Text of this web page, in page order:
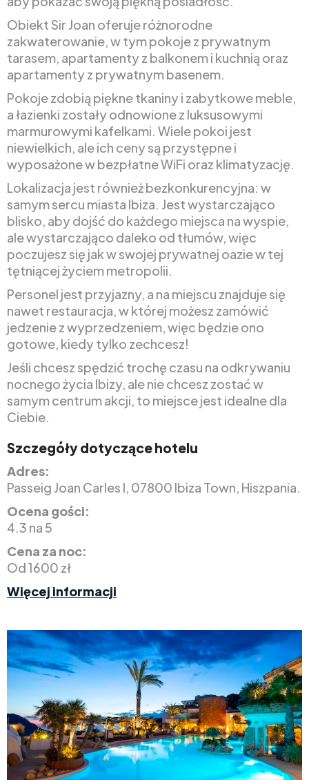
Obiekt Sir Joan oferuje różnorodne
zakwaterowanie, w tym pokoje z prywatnym
tarasem, apartamenty z balkonem i kuchnią oraz
apartamenty z prywatnym basenem.
Pokoje zdobią piękne tkaniny i zabytkowe meble,
a łazienki zostały odnowione z luksusowymi
marmurowymi kafelkami. Wiele pokoi jest
niewielkich, ale ich ceny są przystępne i
wyposażone w bezpłatne WiFi oraz klimatyzację.
Lokalizacja jest również bezkonkurencyjna: w
samym sercu miasta Ibiza. Jest wystarczająco
blisko, aby dojść do każdego miejsca na wyspie,
ale wystarczająco daleko od tłumów, więc
poczujesz się jak w swojej prywatnej oazie w tej
tętniącej życiem metropolii.
Personel jest przyjazny, a na miejscu znajduje się
nawet restauracja, w której możesz zamówić
jedzenie z wyprzedzeniem, więc będzie ono
gotowe, kiedy tylko zechcesz!
Jeśli chcesz spędzić trochę czasu na odkrywaniu
nocnego życia Ibizy, ale nie chcesz zostać w
samym centrum akcji, to miejsce jest idealne dla
Ciebie.
Szczegóły dotyczące hotelu
Adres:
Passeig Joan Carles I, 07800 Ibiza Town, Hiszpania.
Ocena gości:
4.3 na 5
Cena za noc:
Od 1600 zł
Więcej informacji